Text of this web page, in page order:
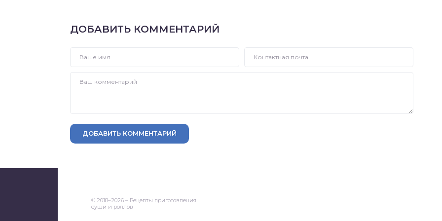
ДОБАВИТЬ КОММЕНТАРИЙ
ДОБАВИТЬ КОММЕНТАРИЙ
© 2018–2026 – Рецепты приготовления
суши и роллов